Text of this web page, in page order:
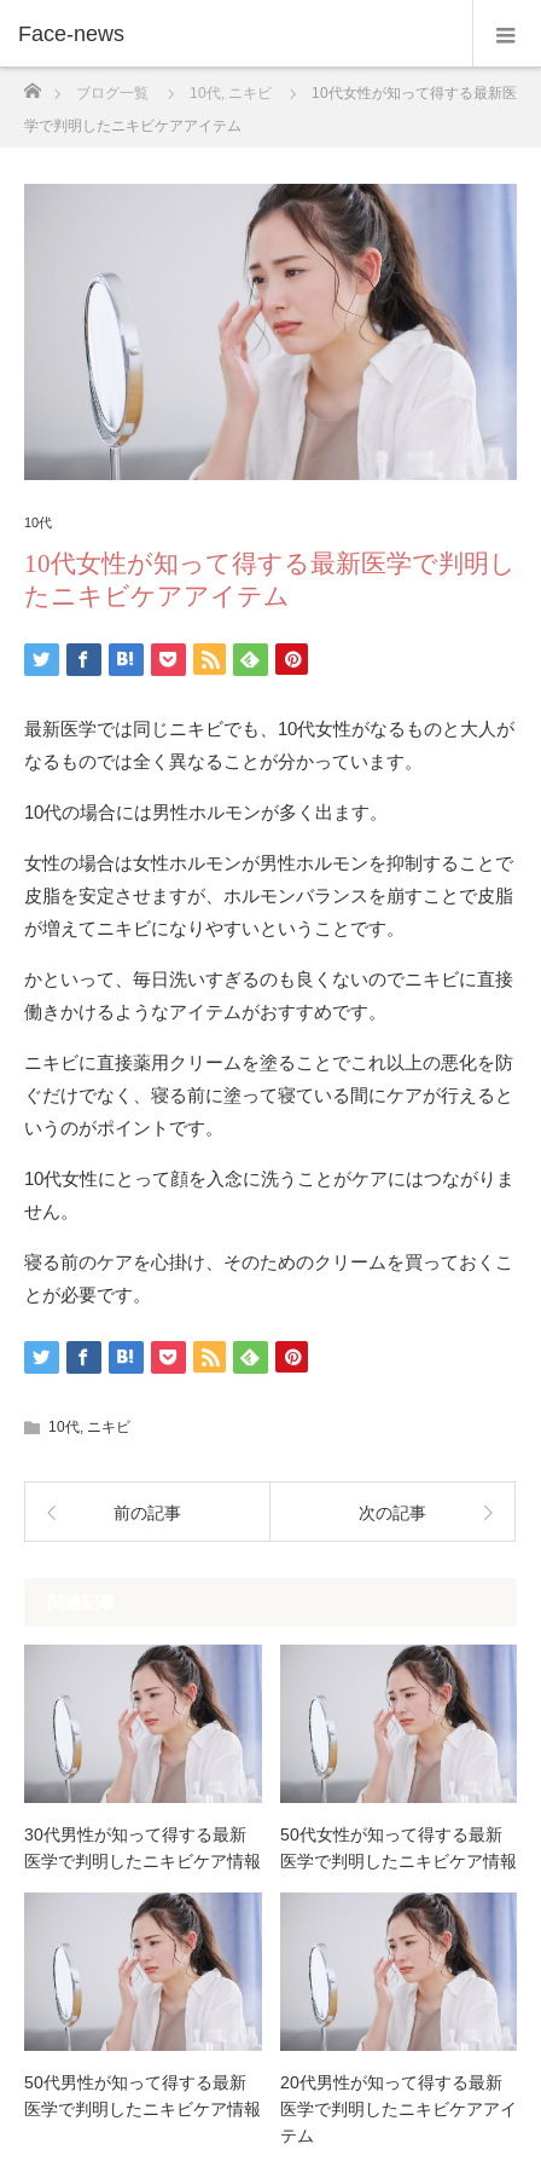
Face-news
ブログ一覧 10代, ニキビ
10代女性が知って得する最新医
学で判明したニキビケアアイテム
10代
10代女性が知って得する最新医学で判明し
たニキビケアアイテム
最新医学では同じニキビでも、10代女性がなるものと大人が
なるものでは全く異なることが分かっています。
10代の場合には男性ホルモンが多く出ます。
女性の場合は女性ホルモンが男性ホルモンを抑制することで
皮脂を安定させますが、ホルモンバランスを崩すことで皮脂
が増えてニキビになりやすいということです。
かといって、毎日洗いすぎるのも良くないのでニキビに直接
働きかけるようなアイテムがおすすめです。
ニキビに直接薬用クリームを塗ることでこれ以上の悪化を防
ぐだけでなく、寝る前に塗って寝ている間にケアが行えると
いうのがポイントです。
10代女性にとって顔を入念に洗うことがケアにはつながりま
せん。
寝る前のケアを心掛け、そのためのクリームを買っておくこ
とが必要です。
10代 ニキビ
前の記事 次の記事
30代男性が知って得する最新
医学で判明したニキビケア情報
50代女性が知って得する最新
医学で判明したニキビケア情報
50代男性が知って得する最新
医学で判明したニキビケア情報
20代男性が知って得する最新
医学で判明したニキビケアアイ
テム